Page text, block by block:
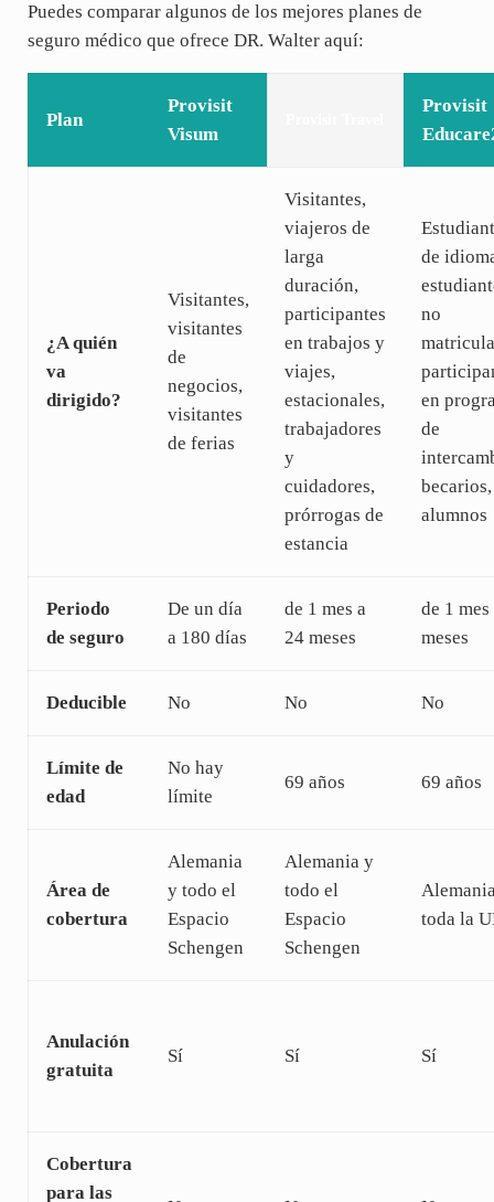
Puedes comparar algunos de los mejores planes de
seguro médico que ofrece DR. Walter aquí:
Plan
Provisit
Visum
Provisit
¿A quién
va
dirigido?
Visitantes,
visitantes
de
negocios,
visitantes
de ferias
Visitantes,
viajeros de
larga
duración,
participantes
en trabajos y
viajes,
estacionales,
trabajadores
y
cuidadores,
prórrogas de
estancia
de
no
en
de
becarios,
alumnos
Periodo
de seguro
De un día
a 180 días
de 1 mes a
24 meses
de 1 mes
meses
Deducible No No No
Límite de
edad
No hay
límite
69 años 69 años
Área de
cobertura
Alemania
y todo el
Espacio
Schengen
Alemania y
todo el
Espacio
Schengen
toda la
Anulación
gratuita
Sí Sí Sí
Cobertura
para las